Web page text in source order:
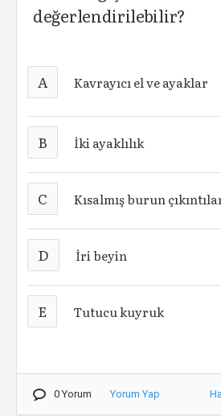
değerlendirilebilir?
A Kavrayıcı el ve ayaklar
B İki ayaklılık
C Kısalmış burun
D İri beyin
E Tutucu kuyruk
0 Yorum Yorum Yap